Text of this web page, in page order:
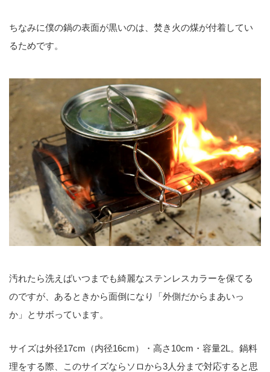
ちなみに僕の鍋の表面が黒いのは、焚き火の煤が付着してい
るためです。
汚れたら洗えばいつまでも綺麗なステンレスカラーを保てる
のですが、あるときから面倒になり「外側だからまあいっ
か」とサボっています。
サイズは外径17cm（内径16cm）・高さ10cm・容量2L。鍋料
理をする際、このサイズならソロから3人分まで対応すると思